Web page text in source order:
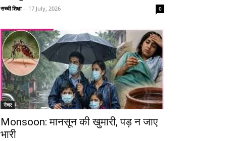
सच्ची शिक्षा - 17 July, 2026 0
नेचर
Monsoon: मानसून की खुमारी, पड़ न जाए
भारी